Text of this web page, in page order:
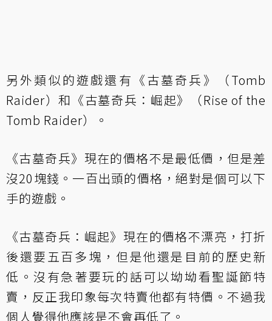
另外類似的遊戲還有《古墓奇兵》（Tomb
Raider）和《古墓奇兵：崛起》（Rise of the
Tomb Raider）。
《古墓奇兵》現在的價格不是最低價，但是差
沒20塊錢。一百出頭的價格，絕對是個可以下
手的遊戲。
《古墓奇兵：崛起》現在的價格不漂亮，打折
後還要五百多塊，但是他還是目前的歷史新
低。沒有急著要玩的話可以坳坳看聖誕節特
賣，反正我印象每次特賣他都有特價。不過我
個人覺得他應該是不會再低了。